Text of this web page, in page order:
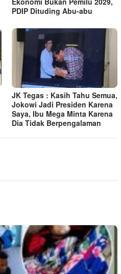
PDIP Dituding Abu-abu
JK Tegas : Kasih Tahu Semua,
Jokowi Jadi Presiden Karena
Saya, Ibu Mega Minta Karena
Dia Tidak Berpengalaman